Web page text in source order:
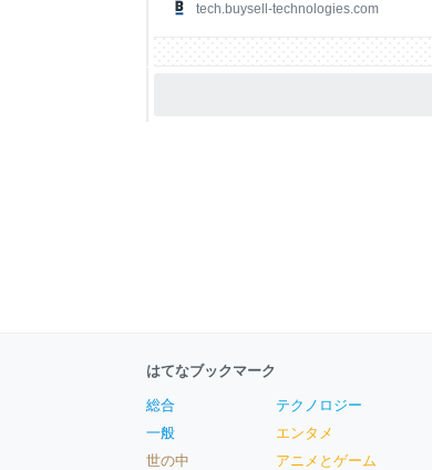
tech.buysell-technologies.com
はてなブックマーク
総合
一般
世の中
テクノロジー
エンタメ
アニメとゲーム